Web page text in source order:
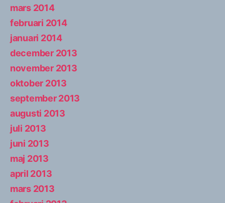
mars 2014
februari 2014
januari 2014
december 2013
november 2013
oktober 2013
september 2013
augusti 2013
juli 2013
juni 2013
maj 2013
april 2013
mars 2013